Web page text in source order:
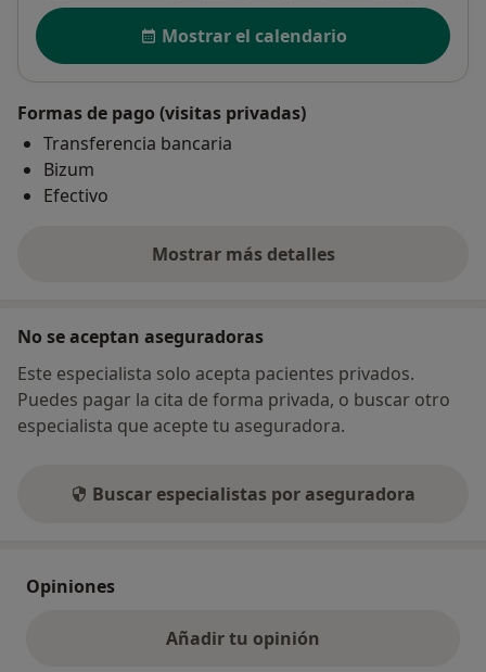
Disponibilidad
Mostrar el calendario
Formas de pago (visitas privadas)
Transferencia bancaria
Bizum
Efectivo
Mostrar más detalles
sobre la dirección
No se aceptan aseguradoras
Este especialista solo acepta pacientes privados.
Puedes pagar la cita de forma privada, o buscar otro
especialista que acepte tu aseguradora.
Buscar especialistas por aseguradora
Opiniones
Añadir tu opinión